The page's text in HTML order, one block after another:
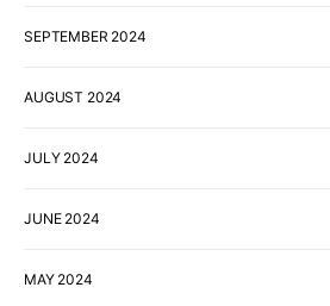
SEPTEMBER 2024
AUGUST 2024
JULY 2024
JUNE 2024
MAY 2024